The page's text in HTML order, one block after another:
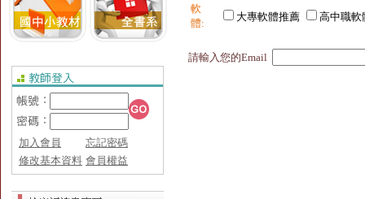
加入會員
忘記密碼
修改基本資料 會員權益
軟
體:
大專軟體推薦 高中職軟
請輸入您的Email